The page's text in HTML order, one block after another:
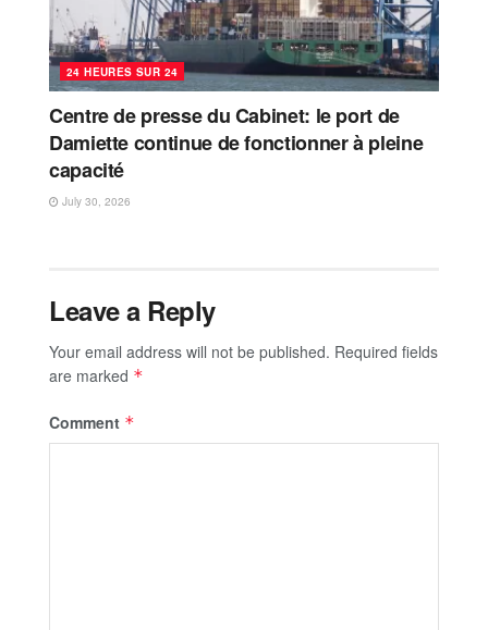
24 HEURES SUR 24
Centre de presse du Cabinet: le port de
Damiette continue de fonctionner à pleine
capacité
July 30, 2026
Leave a Reply
Your email address will not be published. Required fields
are marked *
Comment *